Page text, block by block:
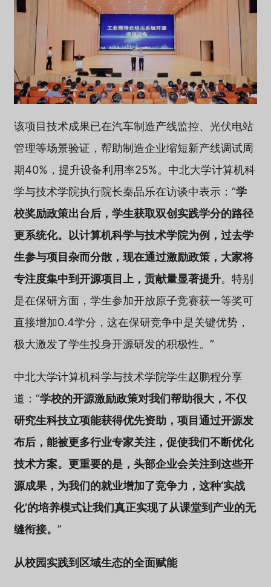
该项目技术成果已在汽车制造产线监控、光伏电站
管理等场景验证，帮助制造企业缩短新产线调试周
期40%，提升设备利用率25%。中北大学计算机科
学与技术学院执行院长秦品乐在访谈中表示：“学
校奖励政策出台后，学生获取双创实践学分的路径
更系统化。以计算机科学与技术学院为例，过去学
生参与项目杂而分散，现在通过激励政策，大家将
专注度集中到开源项目上，贡献量显著提升。特别
是在保研方面，学生参加开放原子竞赛获一等奖可
直接增加0.4学分，这在保研竞争中是关键优势，
极大激发了学生投身开源研发的积极性。”
中北大学计算机科学与技术学院学生赵鹏程分享
道：“学校的开源激励政策对我们帮助很大，不仅
研究生科技立项能获得优先资助，项目通过开源发
布后，能被更多行业专家关注，促使我们不断优化
技术方案。更重要的是，头部企业会关注到这些开
源成果，为我们的就业增加了竞争力，这种‘实战
化’的培养模式让我们真正实现了从课堂到产业的无
缝衔接。 ”
从校园实践到区域生态的全面赋能